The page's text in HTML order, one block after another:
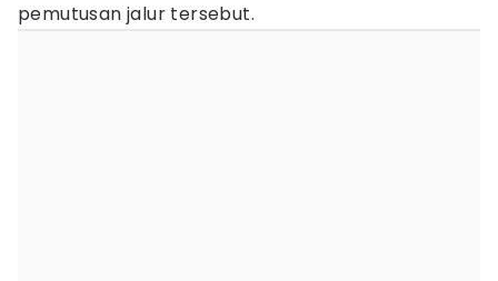
pemutusan jalur tersebut.